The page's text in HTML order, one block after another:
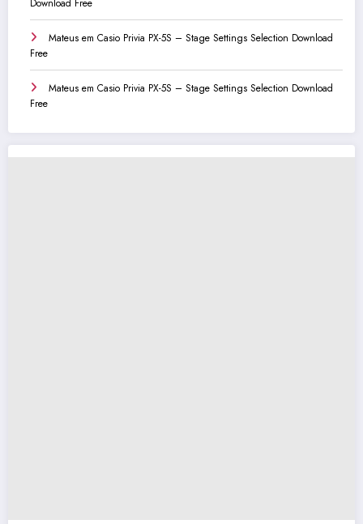
Download Free
Mateus em Casio Privia PX-5S – Stage Settings Selection Download
Free
Mateus em Casio Privia PX-5S – Stage Settings Selection Download
Free